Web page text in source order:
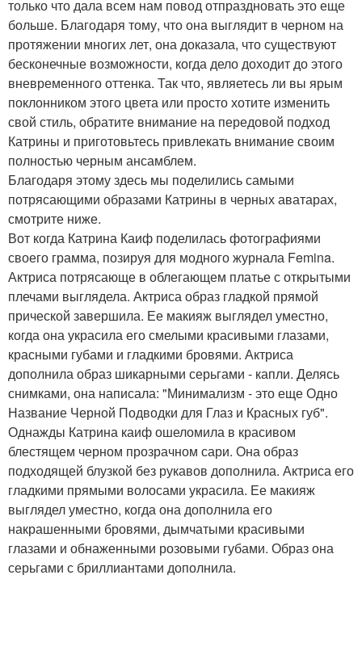
только что дала всем нам повод отпраздновать это еще
больше. Благодаря тому, что она выглядит в черном на
протяжении многих лет, она доказала, что существуют
бесконечные возможности, когда дело доходит до этого
вневременного оттенка. Так что, являетесь ли вы ярым
поклонником этого цвета или просто хотите изменить
свой стиль, обратите внимание на передовой подход
Катрины и приготовьтесь привлекать внимание своим
полностью черным ансамблем.
Благодаря этому здесь мы поделились самыми
потрясающими образами Катрины в черных аватарах,
смотрите ниже.
Вот когда Катрина Каиф поделилась фотографиями
своего грамма, позируя для модного журнала Femina.
Актриса потрясающе в облегающем платье с открытыми
плечами выглядела. Актриса образ гладкой прямой
прической завершила. Ее макияж выглядел уместно,
когда она украсила его смелыми красивыми глазами,
красными губами и гладкими бровями. Актриса
дополнила образ шикарными серьгами - капли. Делясь
снимками, она написала: "Минимализм - это еще Одно
Название Черной Подводки для Глаз и Красных губ".
Однажды Катрина каиф ошеломила в красивом
блестящем черном прозрачном сари. Она образ
подходящей блузкой без рукавов дополнила. Актриса его
гладкими прямыми волосами украсила. Ее макияж
выглядел уместно, когда она дополнила его
накрашенными бровями, дымчатыми красивыми
глазами и обнаженными розовыми губами. Образ она
серьгами с бриллиантами дополнила.